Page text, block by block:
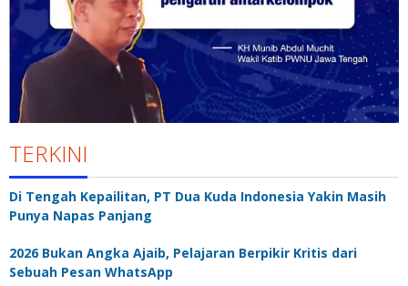
TERKINI
Di Tengah Kepailitan, PT Dua Kuda Indonesia Yakin Masih
Punya Napas Panjang
2026 Bukan Angka Ajaib, Pelajaran Berpikir Kritis dari
Sebuah Pesan WhatsApp